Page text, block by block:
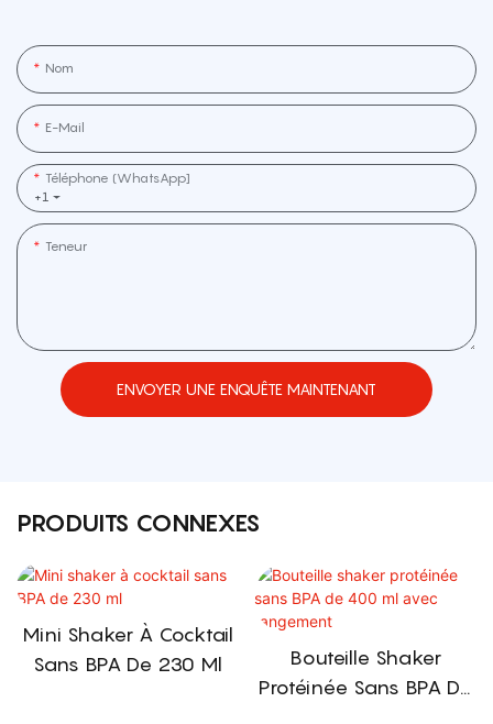
Nom
E-Mail
+1
Téléphone (WhatsApp]
Teneur
ENVOYER UNE ENQUÊTE MAINTENANT
PRODUITS CONNEXES
Mini Shaker À Cocktail
Sans BPA De 230 Ml
Bouteille Shaker
Protéinée Sans BPA De